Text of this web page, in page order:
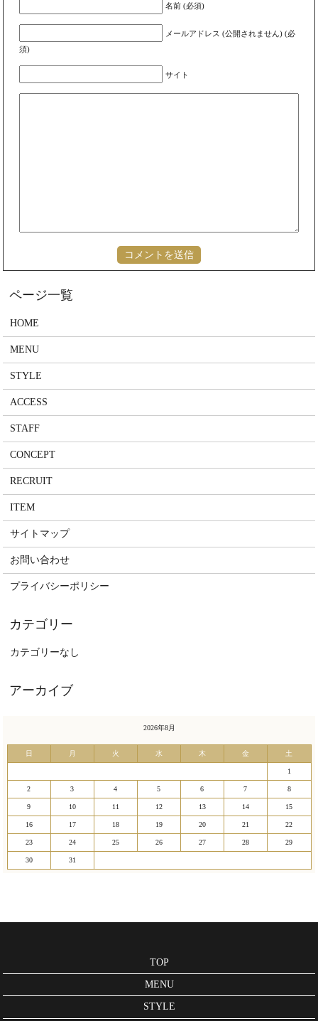
名前 (必須)
メールアドレス (公開されません) (必
須)
サイト
HOME
MENU
STYLE
ACCESS
STAFF
CONCEPT
RECRUIT
ITEM
サイトマップ
お問い合わせ
プライバシーポリシー
カテゴリーなし
2026年8月
日 月 火 水 木 金 土
1
2 3 4 5 6 7 8
9 10 11 12 13 14 15
16 17 18 19 20 21 22
23 24 25 26 27 28 29
30 31
TOP
MENU
STYLE